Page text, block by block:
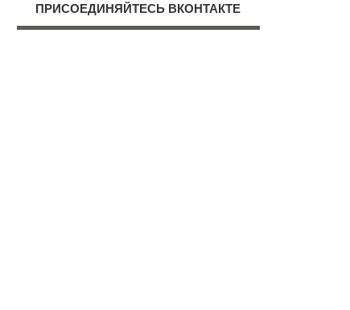
ПРИСОЕДИНЯЙТЕСЬ ВКОНТАКТЕ